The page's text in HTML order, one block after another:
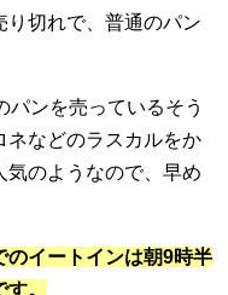
り切れで、普通のパン
パンを売っているそう
ネなどのラスカルをか
気のようなので、早め
のイートインは朝9時半
。